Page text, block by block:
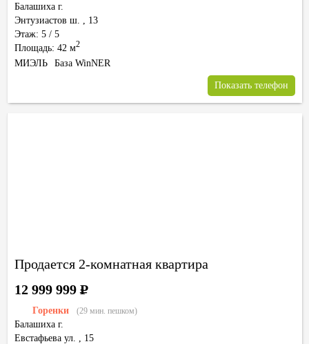
Балашиха г.
Энтузиастов ш. , 13
Этаж: 5 / 5
Площадь: 42 м2
МИЭЛЬ База WinNER
Показать телефон
Продается 2-комнатная квартира
Горенки (29 мин. пешком)
Балашиха г.
Евстафьева ул. , 15
12 999 999Р